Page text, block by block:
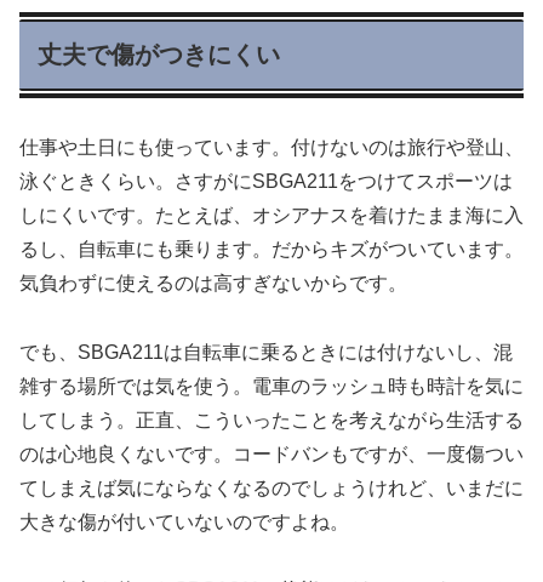
丈夫で傷がつきにくい
仕事や土日にも使っています。付けないのは旅行や登山、
泳ぐときくらい。さすがにSBGA211をつけてスポーツは
しにくいです。たとえば、オシアナスを着けたまま海に入
るし、自転車にも乗ります。だからキズがついています。
気負わずに使えるのは高すぎないからです。
でも、SBGA211は自転車に乗るときには付けないし、混
雑する場所では気を使う。電車のラッシュ時も時計を気に
してしまう。正直、こういったことを考えながら生活する
のは心地良くないです。コードバンもですが、一度傷つい
てしまえば気にならなくなるのでしょうけれど、いまだに
大きな傷が付いていないのですよね。